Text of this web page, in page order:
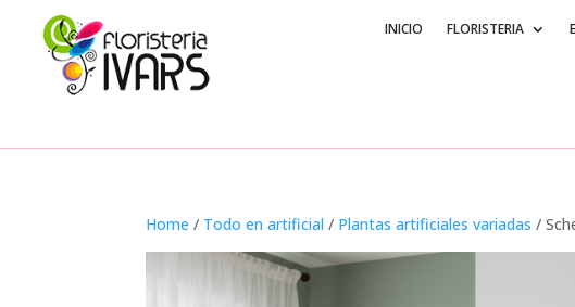
INICIO FLORISTERIA
Home / Todo en artificial / Plantas artificiales variadas /